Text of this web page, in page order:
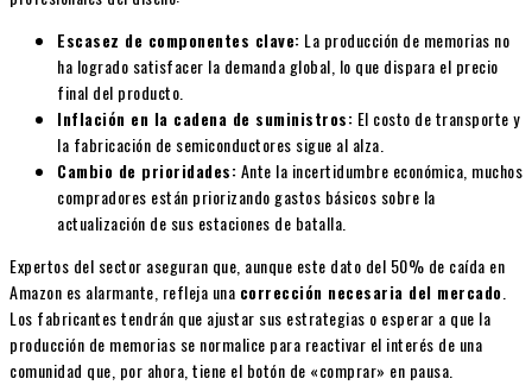
Escasez de componentes clave: La producción de memorias no
ha logrado satisfacer la demanda global, lo que dispara el precio
final del producto.
Inflación en la cadena de suministros: El costo de transporte y
la fabricación de semiconductores sigue al alza.
Cambio de prioridades:Ante la incertidumbre económica, muchos
compradores están priorizando gastos básicos sobre la
actualización de sus estaciones de batalla.
Expertos del sector aseguran que, aunque este dato del 50% de caída en
Amazon es alarmante, refleja una corrección necesaria del mercado.
Los fabricantes tendrán que ajustar sus estrategias o esperar a que la
producción de memorias se normalice para reactivar el interés de una
comunidad que, por ahora, tiene el botón de «comprar» en pausa.